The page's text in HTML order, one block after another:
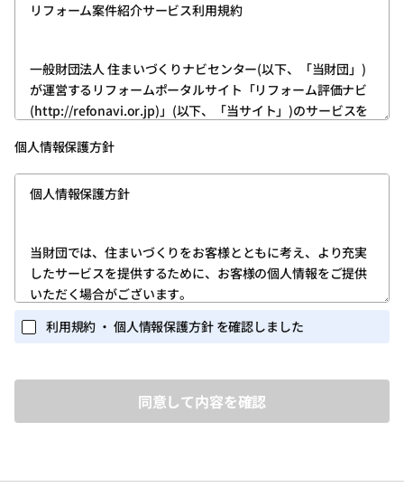
リフォーム案件紹介サービス利用規約
一般財団法人 住まいづくりナビセンター(以下、「当財団」)
が運営するリフォームポータルサイト「リフォーム評価ナビ
(http://refonavi.or.jp)」(以下、「当サイト」)のサービスを
次の内容をお読みいただき、その内容を理解したうえ、ご同
意いただける方は、所定の方法でユーザー登録をお願いいた
します。
第1条 (ユーザー登録)
1.ユーザー登録は、当サイトのトップページの「新規登録」
ボタンをクリックしていただき、「ログイン・新規登録画
い。
ジ(以下、「マイページ」)が提供されます。
ユーザーは、マイページにおいては、次条に定めるサービ
スを利用いただくことができます。
個人情報保護方針
個人情報保護方針
当財団では、住まいづくりをお客様とともに考え、より充実
したサービスを提供するために、お客様の個人情報をご提供
いただく場合がございます。
いても、個人情報を収集する場合がございます。
定めるとともに、これを実行し維持することを宣言いたしま
を取得いたします。
利用規約 ・ 個人情報保護方針 を確認しました